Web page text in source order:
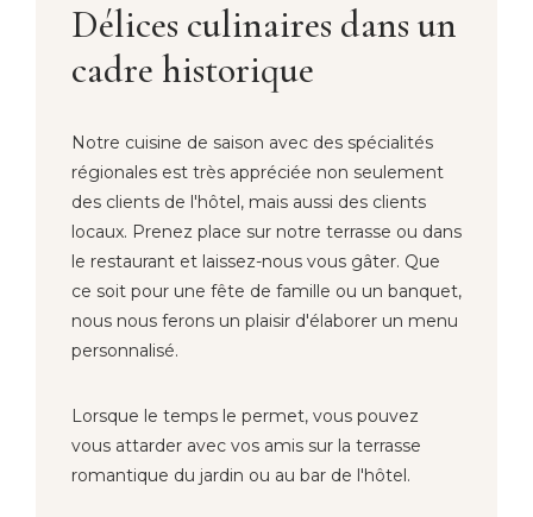
Délices culinaires dans un
cadre historique
Notre cuisine de saison avec des spécialités
régionales est très appréciée non seulement
des clients de l'hôtel, mais aussi des clients
locaux. Prenez place sur notre terrasse ou dans
le restaurant et laissez-nous vous gâter. Que
ce soit pour une fête de famille ou un banquet,
nous nous ferons un plaisir d'élaborer un menu
personnalisé.
Lorsque le temps le permet, vous pouvez
vous attarder avec vos amis sur la terrasse
romantique du jardin ou au bar de l'hôtel.